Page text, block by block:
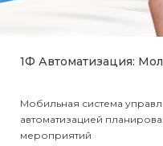
1Ф Автоматизация:
Мобильная система
автоматизацией
мероприятий